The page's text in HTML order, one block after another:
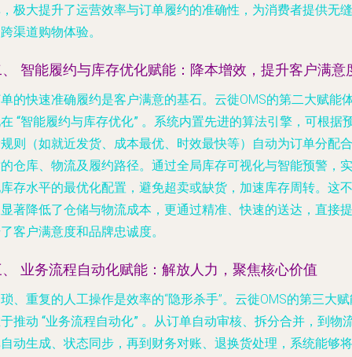
极大提升了运营效率与订单履约的准确性，为消费者提供无缝
渠道购物体验。
智能履约与库存优化赋能：降本增效，提升客户满意
的快速准确履约是客户满意的基石。云徙OMS的第二大赋能
“智能履约与库存优化” 。系统内置先进的算法引擎，可根据
则（如就近发货、成本最优、时效最快等）自动为订单分配合
仓库、物流及履约路径。通过全局库存可视化与智能预警，实
存水平的最优化配置，避免超卖或缺货，加速库存周转。这不
著降低了仓储与物流成本，更通过精准、快速的送达，直接提
客户满意度和品牌忠诚度。
业务流程自动化赋能：解放人力，聚焦核心价值
、重复的人工操作是效率的“隐形杀手”。云徙OMS的第三大
推动 “业务流程自动化” 。从订单自动审核、拆分合并，到物
动生成、状态同步，再到财务对账、退换货处理，系统能够将